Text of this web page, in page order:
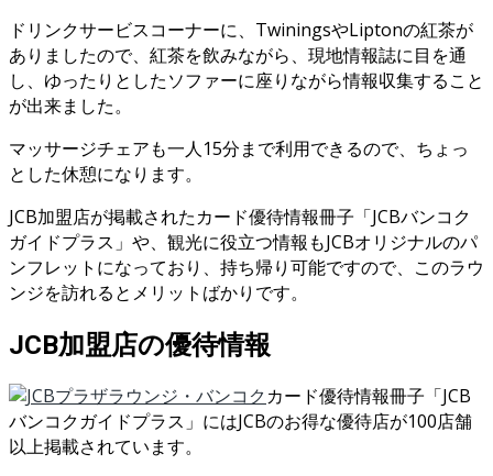
ドリンクサービスコーナーに、TwiningsやLiptonの紅茶が
ありましたので、紅茶を飲みながら、現地情報誌に目を通
し、ゆったりとしたソファーに座りながら情報収集すること
が出来ました。
マッサージチェアも一人15分まで利用できるので、ちょっ
とした休憩になります。
JCB加盟店が掲載されたカード優待情報冊子「JCBバンコク
ガイドプラス」や、観光に役立つ情報もJCBオリジナルのパ
ンフレットになっており、持ち帰り可能ですので、このラウ
ンジを訪れるとメリットばかりです。
JCB加盟店の優待情報
カード優待情報冊子「JCB
バンコクガイドプラス」にはJCBのお得な優待店が100店舗
以上掲載されています。